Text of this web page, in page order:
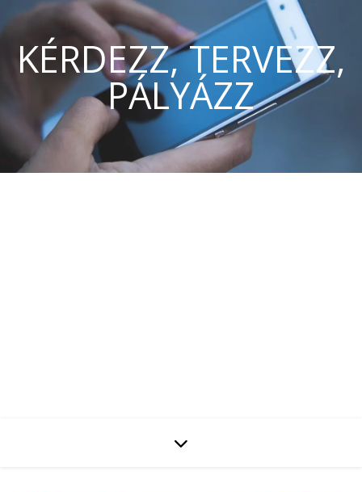
KÉRDEZZ, TERVEZZ,
PÁLYÁZZ